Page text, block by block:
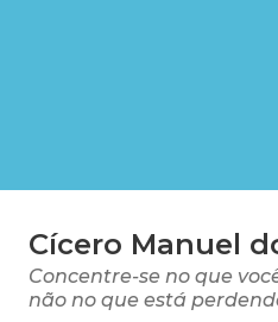
Cícero Manuel
Concentre-se no que
não no que está